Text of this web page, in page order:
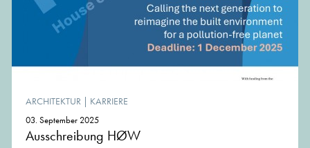
ARCHITEKTUR | KARRIERE
03. September 2025
Ausschreibung HØW